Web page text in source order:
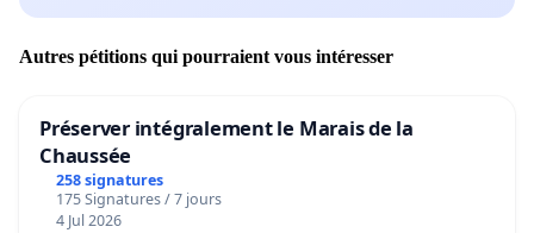
Autres pétitions qui pourraient vous intéresser
Préserver intégralement le Marais de la
Chaussée
258 signatures
175 Signatures / 7 jours
4 Jul 2026